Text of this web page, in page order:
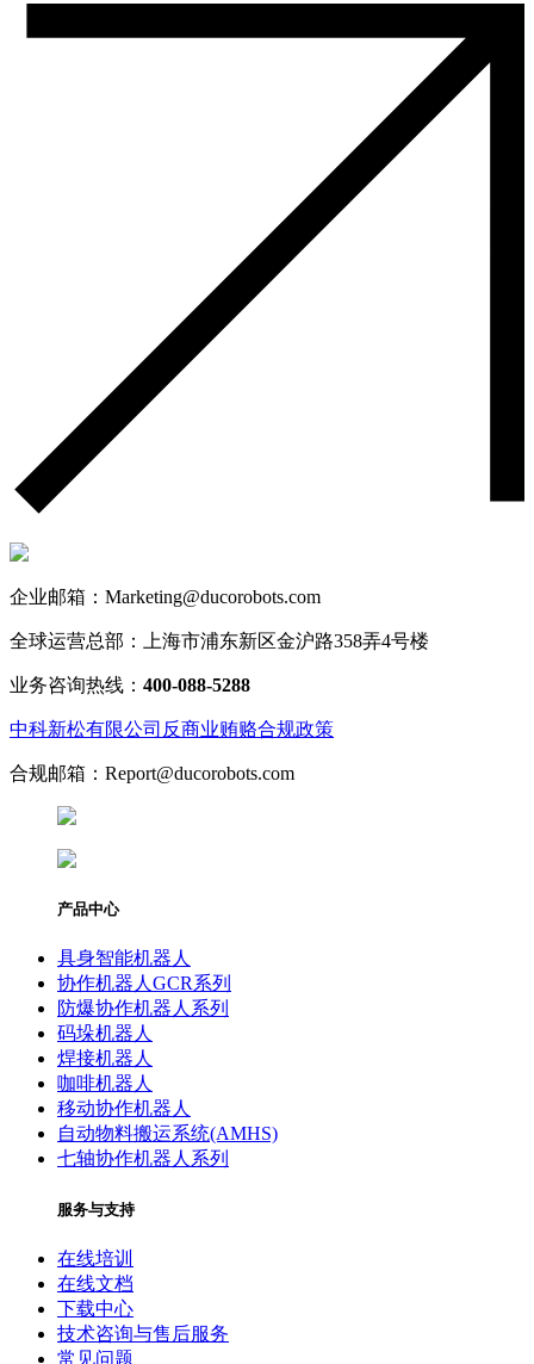
企业邮箱：Marketing@ducorobots.com
全球运营总部：上海市浦东新区金沪路358弄4号楼
业务咨询热线： 400-088-5288
中科新松有限公司反商业贿赂合规政策
合规邮箱：Report@ducorobots.com
产品中心
具身智能机器人
协作机器人GCR系列
防爆协作机器人系列
码垛机器人
焊接机器人
咖啡机器人
移动协作机器人
自动物料搬运系统(AMHS)
七轴协作机器人系列
服务与支持
在线培训
在线文档
下载中心
技术咨询与售后服务
常见问题